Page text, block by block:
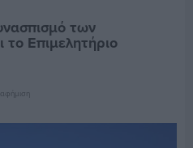
των
το Επιμελητήριο